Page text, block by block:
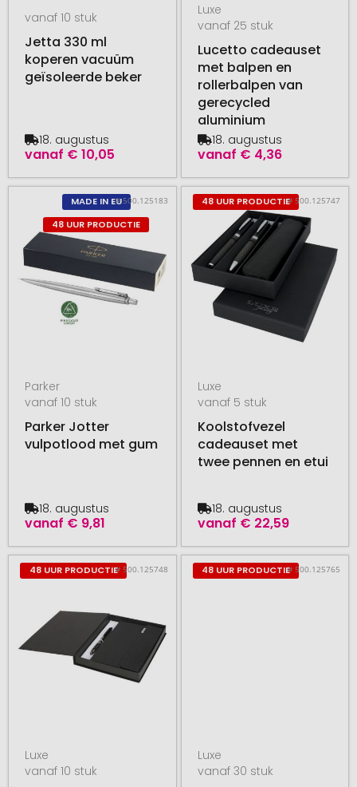
vanaf 10 stuk
Jetta 330 ml
koperen vacuüm
geïsoleerde beker
vanaf € 10,05
18. augustus
Luxe
vanaf 25 stuk
Lucetto cadeauset
met balpen en
rollerbalpen van
gerecycled
aluminium
vanaf € 4,36
18. augustus
MADE IN EU
48 UUR PRODUCTIE
# 500.125183
Parker
vanaf 10 stuk
Parker Jotter
vulpotlood met gum
vanaf € 9,81
18. augustus
48 UUR PRODUCTIE# 500.125747
Luxe
vanaf 5 stuk
Koolstofvezel
cadeauset met
twee pennen en etui
vanaf € 22,59
18. augustus
48 UUR PRODUCTIE# 500.125748
Luxe
vanaf 10 stuk
48 UUR PRODUCTIE# 500.125765
Luxe
vanaf 30 stuk